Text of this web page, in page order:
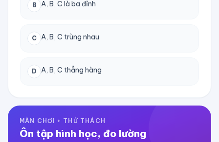
B A, B, C là ba đỉnh
C A, B, C trùng nhau
D A, B, C thẳng hàng
MÀN CHƠI + THỬ THÁCH
Ôn tập hình học, đo lường